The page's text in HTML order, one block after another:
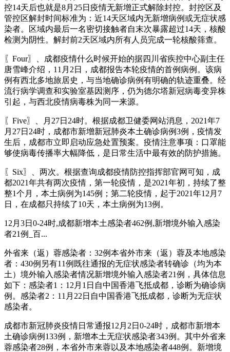
控14天后也就是8月25日疫情无新增正式解除封控。封控区及
管控区解封时间标准为：近14天区域内无新增病例或无症状感
染者。区域内最后一名密切接触者自末次暴露超过14天，核酸
检测为阴性。解封前2天区域内所有人员完成一轮核酸筛查。
〖Four〗、成都疫情什么时候开始的据四川省疾控中心副主任
唐雪峰介绍，11月2日，成都报告本轮疫情的首例病例。该病
例有西北多地旅居史，与当地确诊病例有明确的轨迹重叠。经
流行病学调查和实验室基因测序，仍为德尔塔新冠病毒变异株
引起，与西北疫情病毒株为同一来源。
〖Five〗、月27日24时。根据成都卫健委网站消息，2021年7
月27日24时，成都市新增新冠肺炎本土确诊病例3例，疫情发
生后，成都市立即启动应急处置预案。疫情注意事项：口罩能
够使病毒传播率大幅降低，是日常生活中最有效的防护措施。
〖Six〗、两次。根据查询成都疫情防控指挥部官网可知，成
都2021年共有两次疫情，第一轮疫情，是2021年初，持续了整
整1个月，本土病例为145例；第二轮疫情，起于2021年12月7
日，在成都只持续了10天，本土病例为13例。
12月3日0-24时,成都新增本土感染者462例,新增境外输入感染
者21例_百...
外省来（返）蓉感染者：32例本省外市来（返）蓉及本地感染
者：430例另有11例既往通报的无症状感染者转确诊（均为本
土）境外输入感染者情况新增境外输入感染者21例，具体信息
如下：感染者1：12月1日自中国香港飞抵成都，诊断为确诊病
例。感染者2：11月22日自中国香港飞抵成都，诊断为无症状
感染者。
成都市新冠肺炎疫情日常通报12月2日0-24时，成都市新增本
土确诊病例133例，新增本土无症状感染者343例。其中外省来
蓉感染者28例，本省外市来蓉以及本地感染者448例。新增境